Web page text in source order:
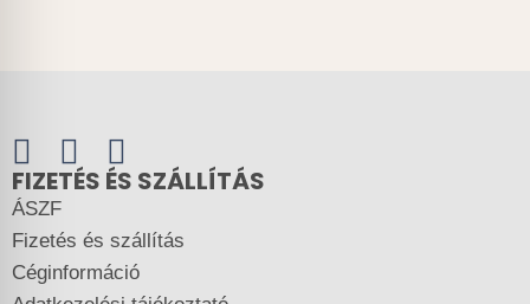
FIZETÉS ÉS SZÁLLÍTÁS
ÁSZF
Fizetés és szállítás
Céginformáció